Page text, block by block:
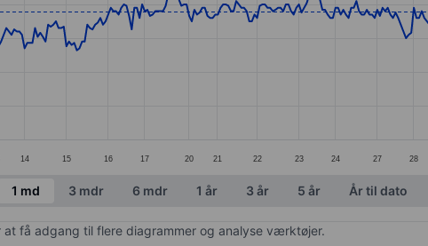
data points.
displaying categories.
displaying values. Data ranges from 30.8 to 32.9.
14 15 16 17 20 21 22 23 24 27 28
1 md 3 mdr 6 mdr 1 år 3 år 5 år År til dato
at få adgang til flere diagrammer og analyse værktøjer.